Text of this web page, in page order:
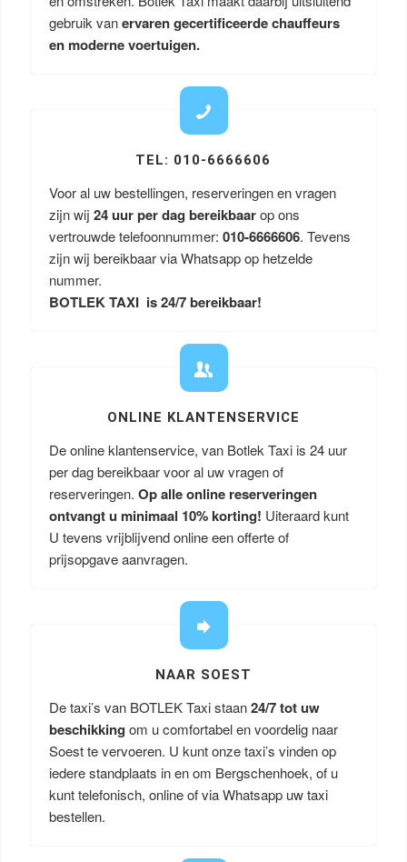
gebruik vanervaren gecertificeerde chauffeurs
en moderne voertuigen.
TEL: 010-6666606
Voor al uw bestellingen, reserveringen en vragen
zijn wij 24 uur per dag bereikbaarop ons
vertrouwde telefoonnummer: 010-6666606. Tevens
zijn wij bereikbaar via Whatsapp op hetzelde
nummer.
BOTLEK TAXI is 24/7 bereikbaar!
ONLINE KLANTENSERVICE
De online klantenservice, van Botlek Taxi is 24 uur
per dag bereikbaar voor al uw vragen of
reserveringen. Op alle online reserveringen
ontvangt u minimaal 10% korting! Uiteraard kunt
U tevens vrijblijvend online een offerte of
prijsopgave aanvragen.
NAAR SOEST
De taxi’s van BOTLEK Taxi staan24/7 tot uw
beschikking om u comfortabel en voordelig naar
Soest te vervoeren. U kunt onze taxi’s vinden op
iedere standplaats in en om Bergschenhoek, of u
kunt telefonisch, online of via Whatsapp uw taxi
bestellen.